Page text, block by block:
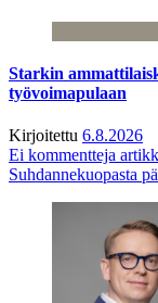
Starkin
työvoimapulaan
Kirjoitettu 6.8.2026
Ei kommentteja
Suhdannekuopasta